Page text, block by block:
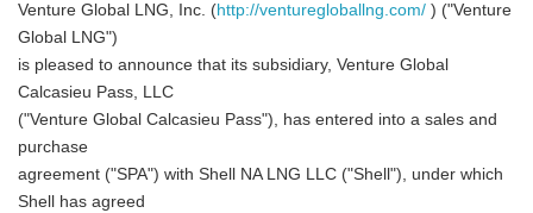
Venture Global LNG, Inc. (http://venturegloballng.com/ ) ("Venture
Global LNG")
is pleased to announce that its subsidiary, Venture Global
Calcasieu Pass, LLC
("Venture Global Calcasieu Pass"), has entered into a sales and
purchase
agreement ("SPA") with Shell NA LNG LLC ("Shell"), under which
Shell has agreed